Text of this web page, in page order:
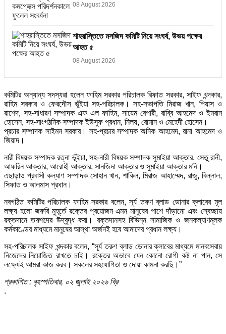
08 August 2026
শাহরাস্তিতে মসজিদ কমিটি নিয়ে সংঘর্ষ, উভয় পক্ষের
আহত ৫
08 August 2026
কমিটির অন্যান্য সদস্যরা হলেন ফাহিম সরকার পরিচালক রিফাত সরকার, সাইফ খন্দকার,
রাহিম সরকার ও ফেরদৌস ভূঁইয়া সহ-পরিচালক। সহ-সভাপতি মিরাজ খান, পিয়াস ও
রাশেদ, সহ-সাধারণ সম্পাদক এফ এল ফাহিম, সায়েম বেপারী, রাব্বি আহমেদ ও ইমরান
হোসেন, সহ-সাংগঠনিক সম্পাদক ইউসুফ প্রধান, নিলয়, রোমান ও মেহেদী হোসেন।
প্রচার সম্পাদক সাইমন সরকার। সহ-প্রচার সম্পাদক অনিক আহমেদ, রানা আহমেদ ও
জিয়াদ।
নারী বিষয়ক সম্পাদক রত্না ভূঁইয়া, সহ-নারী বিষয়ক সম্পাদক সুমাইয়া আক্তার, সেতু রানী,
আফরিন আক্তার, আরোহী আক্তার, সানজিদা আক্তার ও সুমাইয়া আক্তার মনি।
এছাড়াও প্রবাসী কল্যাণ সম্পাদক সোহান খান, শাকিল, মিরাজ আহাম্মেদ, রাজু, বিল্লাল,
সিফাত ও আলমাস প্রধান।
নবগঠিত কমিটির পরিচালক ফাহিম সরকার বলেন, সূর্য তরুণ ব্লাড ডোনার ক্লাবের মূল
লক্ষ্য হলো জরুরি মুহূর্তে রক্তের প্রয়োজন এমন মানুষের পাশে দাঁড়ানো এবং স্বেচ্ছায়
রক্তদানে তরুণদের উদ্বুদ্ধ করা। রক্তদানসহ বিভিন্ন সামাজিক ও জনকল্যাণমূলক
কর্মকাণ্ডের মাধ্যমে মানুষের আস্থা অর্জনই হবে আমাদের প্রধান লক্ষ্য।
সহ-পরিচালক সাইফ খন্দকার বলেন, “সূর্য তরুণ ব্লাড ডোনার ক্লাবের মাধ্যমে মানবসেবায়
নিজেদের নিয়োজিত রাখতে চাই। রক্তের অভাবে যেন কোনো রোগী কষ্ট না পান, সে
লক্ষ্যেই আমরা কাজ করব। সকলের সহযোগিতা ও দোয়া কামনা করছি।”
প্রকাশিত : বৃহস্পতিবার, ০২ জুলাই ২০২৬ খ্রি
.